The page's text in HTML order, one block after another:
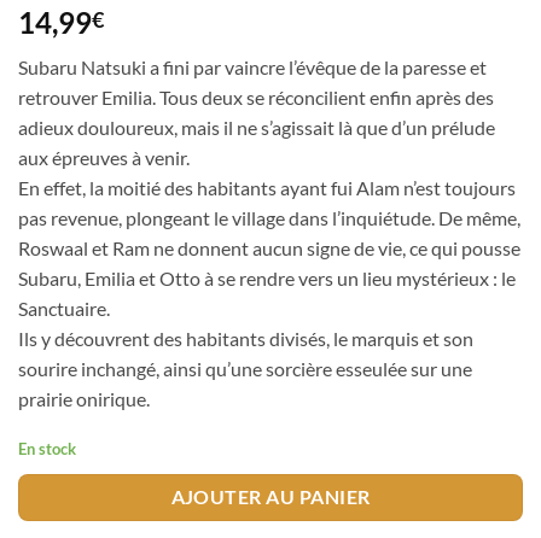
14,99€
Subaru Natsuki a fini par vaincre l’évêque de la paresse et
retrouver Emilia. Tous deux se réconcilient enfin après des
adieux douloureux, mais il ne s’agissait là que d’un prélude
aux épreuves à venir.
En effet, la moitié des habitants ayant fui Alam n’est toujours
pas revenue, plongeant le village dans l’inquiétude. De même,
Roswaal et Ram ne donnent aucun signe de vie, ce qui pousse
Subaru, Emilia et Otto à se rendre vers un lieu mystérieux : le
Sanctuaire.
Ils y découvrent des habitants divisés, le marquis et son
sourire inchangé, ainsi qu’une sorcière esseulée sur une
prairie onirique.
En stock
AJOUTER AU PANIER